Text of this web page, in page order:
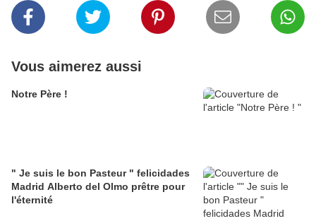
Vous aimerez aussi
Notre Père !
" Je suis le bon Pasteur " felicidades
Madrid Alberto del Olmo prêtre pour
l'éternité